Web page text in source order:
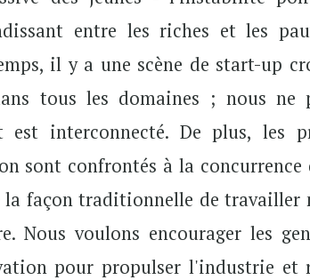
entre les riches et les
il y a une scène de start-up
tous les domaines ; nous ne
interconnecté. De plus, les
sont confrontés à la concurrence
la façon traditionnelle de travailler
Nous voulons encourager les
pour propulser l'industrie et